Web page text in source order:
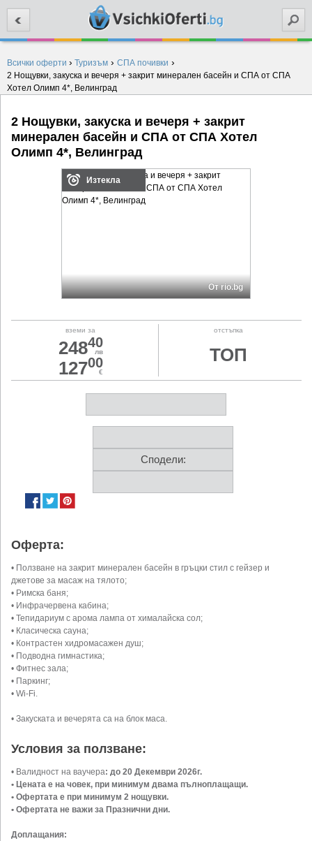
Всички оферти › Туризъм › СПА почивки ›
2 Нощувки, закуска и вечеря + закрит минерален басейн и СПА от СПА
Хотел Олимп 4*, Велинград
2 Нощувки, закуска и вечеря + закрит
минерален басейн и СПА от СПА Хотел
Олимп 4*, Велинград
Изтекла
От rio.bg
вземи за
24840
лв
12700
€
отстъпка
ТОП
Сподели:
Оферта:
• Ползване на закрит минерален басейн в гръцки стил с гейзер и
джетове за масаж на тялото;
• Римска баня;
• Инфрачервена кабина;
• Тепидариум с арома лампа от хималайска сол;
• Класическа сауна;
• Контрастен хидромасажен душ;
• Подводна гимнастика;
• Фитнес зала;
• Паркинг;
• Wi-Fi.
• Закускaта и вечерята са на блок маса.
Условия за ползване:
• Валидност на ваучера: до 20 Декември 2026г.
• Цената е на човек, при минимум двама пълноплащащи.
• Офертата е при минимум 2 нощувки.
• Офертата не важи за Празнични дни.
Доплащания: